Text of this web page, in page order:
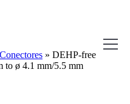
Conectores » DEHP-free
to ø 4.1 mm/5.5 mm